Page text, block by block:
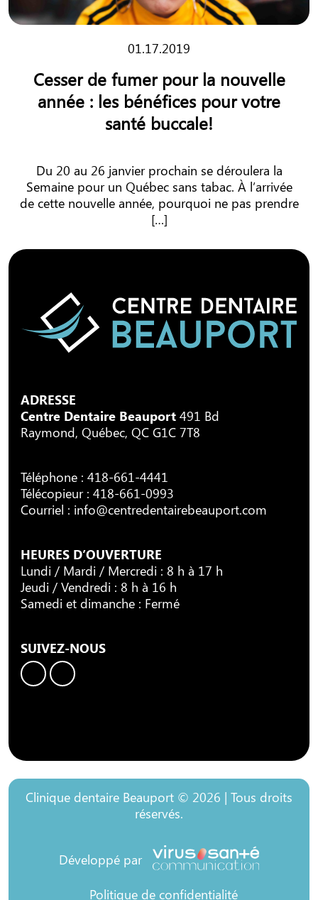
01.17.2019
Cesser de fumer pour la nouvelle
année : les bénéfices pour votre
santé buccale!
Du 20 au 26 janvier prochain se déroulera la
Semaine pour un Québec sans tabac. À l’arrivée
de cette nouvelle année, pourquoi ne pas prendre
[…]
ADRESSE
Centre Dentaire Beauport 491 Bd
Raymond, Québec, QC G1C 7T8
Téléphone : 418-661-4441
Télécopieur : 418-661-0993
Courriel : info@centredentairebeauport.com
HEURES D’OUVERTURE
Lundi / Mardi / Mercredi : 8 h à 17 h
Jeudi / Vendredi : 8 h à 16 h
Samedi et dimanche : Fermé
SUIVEZ-NOUS
Clinique dentaire Beauport © 2026 | Tous droits
réservés.
Développé par
Politique de confidentialité